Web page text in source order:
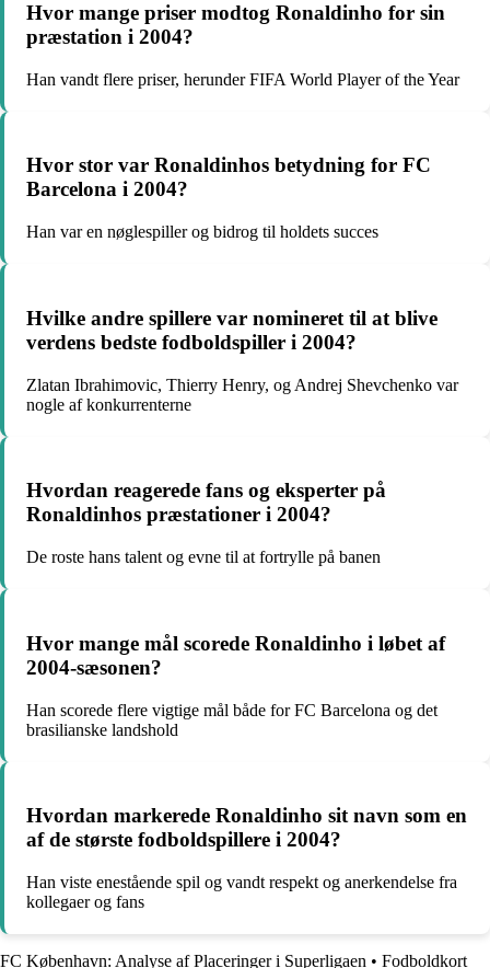
Hvor mange priser modtog Ronaldinho for sin
præstation i 2004?
Han vandt flere priser, herunder FIFA World Player of the Year
Hvor stor var Ronaldinhos betydning for FC
Barcelona i 2004?
Han var en nøglespiller og bidrog til holdets succes
Hvilke andre spillere var nomineret til at blive
verdens bedste fodboldspiller i 2004?
Zlatan Ibrahimovic, Thierry Henry, og Andrej Shevchenko var
nogle af konkurrenterne
Hvordan reagerede fans og eksperter på
Ronaldinhos præstationer i 2004?
De roste hans talent og evne til at fortrylle på banen
Hvor mange mål scorede Ronaldinho i løbet af
2004-sæsonen?
Han scorede flere vigtige mål både for FC Barcelona og det
brasilianske landshold
Hvordan markerede Ronaldinho sit navn som en
af de største fodboldspillere i 2004?
Han viste enestående spil og vandt respekt og anerkendelse fra
kollegaer og fans
FC København: Analyse af Placeringer i Superligaen • Fodboldkort